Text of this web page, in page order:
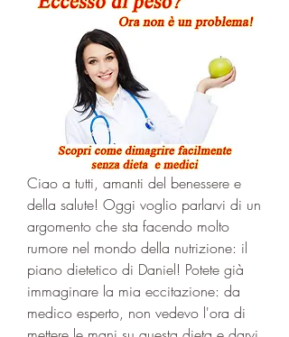
Ciao a tutti, amanti del benessere e
della salute! Oggi voglio parlarvi di un
argomento che sta facendo molto
rumore nel mondo della nutrizione: il
piano dietetico di Daniel! Potete già
immaginare la mia eccitazione: da
medico esperto, non vedevo l'ora di